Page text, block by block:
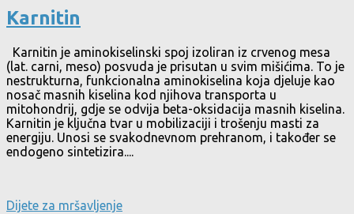
Karnitin
Karnitin je aminokiselinski spoj izoliran iz crvenog mesa
(lat. carni, meso) posvuda je prisutan u svim mišićima. To je
nestrukturna, funkcionalna aminokiselina koja djeluje kao
nosač masnih kiselina kod njihova transporta u
mitohondrij, gdje se odvija beta-oksidacija masnih kiselina.
Karnitin je ključna tvar u mobilizaciji i trošenju masti za
energiju. Unosi se svakodnevnom prehranom, i također se
endogeno sintetizira....
Dijete za mršavljenje